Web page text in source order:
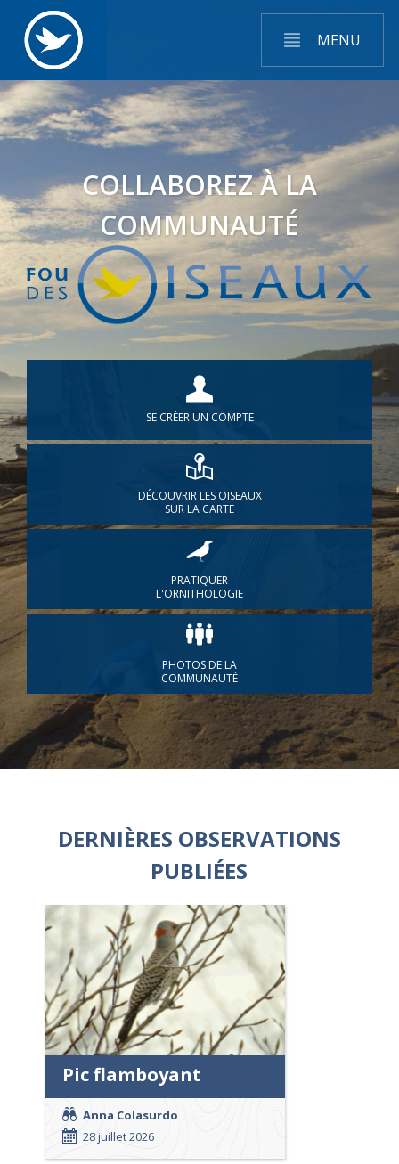
MENU
COLLABOREZ À LA
COMMUNAUTÉ
SE CRÉER UN COMPTE
DÉCOUVRIR LES OISEAUX
SUR LA CARTE
PRATIQUER
L'ORNITHOLOGIE
PHOTOS DE LA
COMMUNAUTÉ
DERNIÈRES OBSERVATIONS
PUBLIÉES
Pic flamboyant
Anna Colasurdo
28 juillet 2026